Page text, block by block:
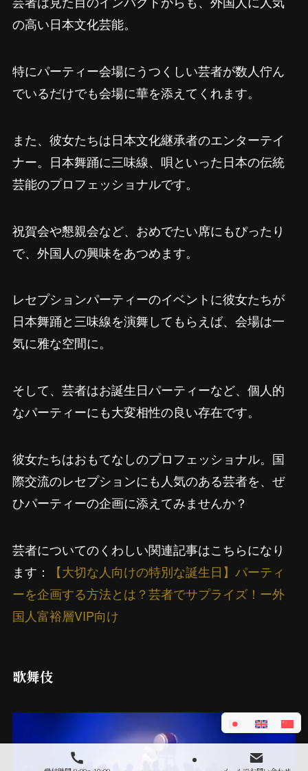
の高い日本文化芸能。
特にパーティー会場にうつくしい芸者が数人佇ん
でいるだけでも会場に華を添えてくれます。
また、彼女たちは日本文化継承者のエンターテイ
ナー。日本舞踊に三味線、唄といった日本の伝統
芸能のプロフェッショナルです。
祝賀会や懇親会など、おめでたい席にもぴったり
で、外国人の興味をあつめます。
レセプションパーティーのイベントに彼女たちが
日本舞踊と三味線を演舞してもらえば、会場は一
気に雅な空間に。
そして、芸者はお誕生日パーティーなど、個人的
なパーティーにも大変相性の良い存在です。
彼女たちはおもてなしのプロフェッショナル。国
際交流のレセプションにも人気のある芸者を、ぜ
ひパーティーの企画に添えてみませんか？
芸者についてのくわしい関連記事はこちらになり
ます：
【大切な人向けの特別な誕生日】パーティ
ーを企画する方法とは？芸者でサプライズ！ー外
国人富裕層VIP向け
歌舞伎